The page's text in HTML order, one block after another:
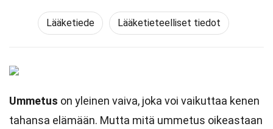
Lääketiede Lääketieteelliset tiedot
Ummetus on yleinen vaiva, joka voi vaikuttaa kenen
tahansa elämään. Mutta mitä ummetus oikeastaan